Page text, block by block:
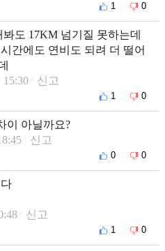
1 0
도 17KM 넘기질 못하는데
간에도 연비도 되려 더 떨어
15:30 신고
1 0
이 아닐까요?
신고
0 0
신고
1 0